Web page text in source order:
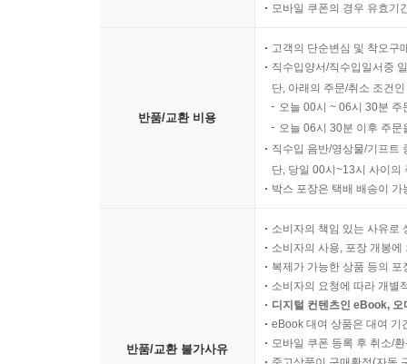
모바일 쿠폰의 경우 유효기
반품/교환 비용
고객의 단순변심 및 착오구
직수입양서/직수입일서중
단, 아래의 주문/취소 조건
오늘 00시 ~ 06시 30분
오늘 06시 30분 이후 주
직수입 음반/영상물/기프트
단, 당일 00시~13시 사이의
박스 포장은 택배 배송이
반품/교환 불가사유
소비자의 책임 있는 사유로
소비자의 사용, 포장 개봉
복제가 가능한 상품 등의
소비자의 요청에 따라 개별
디지털 컨텐츠인 eBook,
eBook 대여 상품은 대여 기
모바일 쿠폰 등록 후 취소/